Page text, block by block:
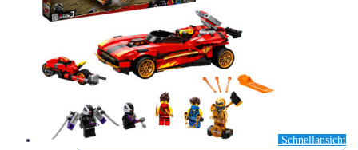
Schnellansicht